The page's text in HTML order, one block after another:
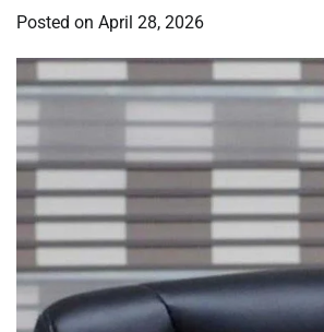
Posted on April 28, 2026